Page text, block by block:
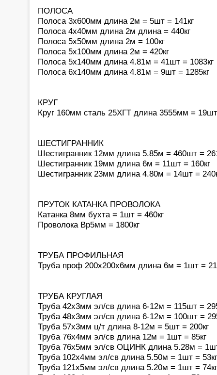
ПОЛОСА
Полоса 3х600мм длина 2м = 5шт = 141кг
Полоса 4х40мм длина 2м длина = 440кг
Полоса 5х50мм длина 2м = 100кг
Полоса 5х100мм длина 2м = 420кг
Полоса 5х140мм длина 4.81м = 41шт = 1083кг
Полоса 6х140мм длина 4.81м = 9шт = 1285кг
КРУГ
Круг 160мм сталь 25ХГТ длина 3555мм = 19шт
ШЕСТИГРАННИК
Шестигранник 12мм длина 5.85м = 460шт =
Шестигранник 19мм длина 6м = 11шт = 160кг
Шестигранник 23мм длина 4.80м = 14шт =
ПРУТОК КАТАНКА ПРОВОЛОКА
Катанка 8мм бухта = 1шт = 460кг
Проволока Вр5мм = 1800кг
ТРУБА ПРОФИЛЬНАЯ
Труба проф 200х200х6мм длина 6м = 1шт =
ТРУБА КРУГЛАЯ
Труба 42х3мм эл/св длина 6-12м = 115шт =
Труба 48х3мм эл/св длина 6-12м = 100шт =
Труба 57х3мм ц/т длина 8-12м = 5шт = 200кг
Труба 76х4мм эл/св длина 12м = 1шт = 85кг
Труба 76х5мм эл/св ОЦИНК длина 5.28м =
Труба 102х4мм эл/св длина 5.50м = 1шт = 53кг
Труба 121х5мм эл/св длина 5.20м = 1шт = 74кг